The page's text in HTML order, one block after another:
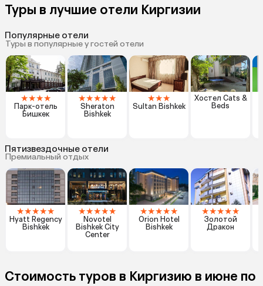
Туры в лучшие отели Киргизии
Популярные отели
Туры в популярные у гостей отели
★★★★
Парк-отель
Бишкек
★★★★★
Sheraton
Bishkek
★★★
Sultan Bishkek
Хостел Cats &
Beds
Пятизвездочные отели
Премиальный отдых
★★★★★
Hyatt Regency
Bishkek
★★★★★
Novotel
Bishkek City
Center
★★★★★
Orion Hotel
Bishkek
★★★★★
Золотой
Дракон
Стоимость туров в Киргизию в июне по